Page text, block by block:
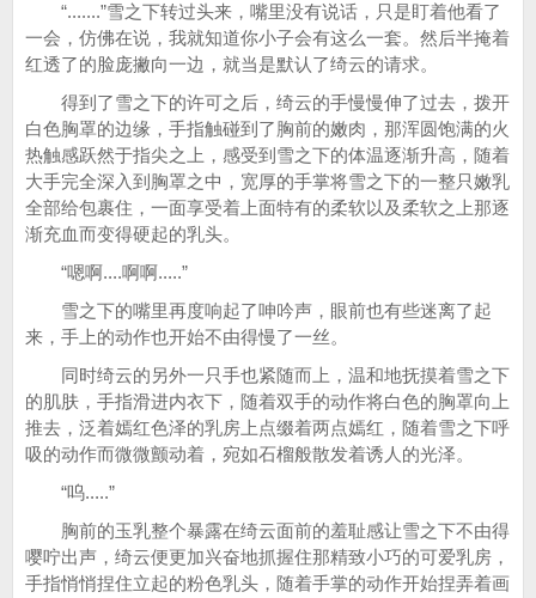
“.......”雪之下转过头来，嘴里没有说话，只是盯着他看了
一会，仿佛在说，我就知道你小子会有这么一套。然后半掩着
红透了的脸庞撇向一边，就当是默认了绮云的请求。
得到了雪之下的许可之后，绮云的手慢慢伸了过去，拨开
白色胸罩的边缘，手指触碰到了胸前的嫩肉，那浑圆饱满的火
热触感跃然于指尖之上，感受到雪之下的体温逐渐升高，随着
大手完全深入到胸罩之中，宽厚的手掌将雪之下的一整只嫩乳
全部给包裹住，一面享受着上面特有的柔软以及柔软之上那逐
渐充血而变得硬起的乳头。
“嗯啊....啊啊.....”
雪之下的嘴里再度响起了呻吟声，眼前也有些迷离了起
来，手上的动作也开始不由得慢了一丝。
同时绮云的另外一只手也紧随而上，温和地抚摸着雪之下
的肌肤，手指滑进内衣下，随着双手的动作将白色的胸罩向上
推去，泛着嫣红色泽的乳房上点缀着两点嫣红，随着雪之下呼
吸的动作而微微颤动着，宛如石榴般散发着诱人的光泽。
“呜.....”
胸前的玉乳整个暴露在绮云面前的羞耻感让雪之下不由得
嘤咛出声，绮云便更加兴奋地抓握住那精致小巧的可爱乳房，
手指悄悄捏住立起的粉色乳头，随着手掌的动作开始捏弄着画